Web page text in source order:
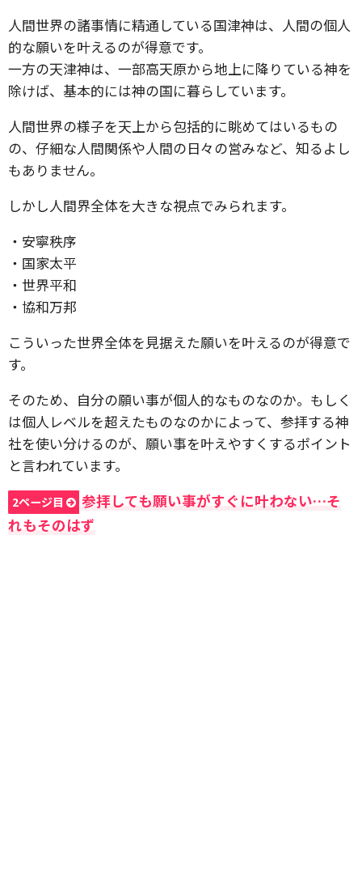
人間世界の諸事情に精通している国津神は、人間の個人
的な願いを叶えるのが得意です。
一方の天津神は、一部高天原から地上に降りている神を
除けば、基本的には神の国に暮らしています。
人間世界の様子を天上から包括的に眺めてはいるもの
の、仔細な人間関係や人間の日々の営みなど、知るよし
もありません。
しかし人間界全体を大きな視点でみられます。
・安寧秩序
・国家太平
・世界平和
・協和万邦
こういった世界全体を見据えた願いを叶えるのが得意で
す。
そのため、自分の願い事が個人的なものなのか。もしく
は個人レベルを超えたものなのかによって、参拝する神
社を使い分けるのが、願い事を叶えやすくするポイント
と言われています。
2ページ目
参拝しても願い事がすぐに叶わない…そ
れもそのはず